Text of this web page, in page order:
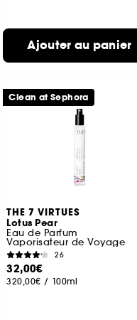
Ajouter au panier
THE 7 VIRTUES
Lotus Pear
Eau de Parfum
Vaporisateur de Voyage
26
32,00€
320,00€ / 100ml
Clean at Sephora